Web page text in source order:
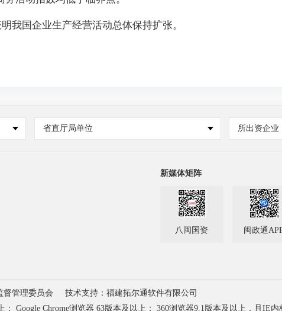
我国企业生产经营活动总体保持扩张。
省直厅局单位 所出资企业
新媒体矩阵
八闽国资 闽政通
督管理委员会
技术支持：福建拓尔通软件有限公司
Google Chrome浏览器 63版本及以上； 360浏览器9.1版本及以上，且IE内